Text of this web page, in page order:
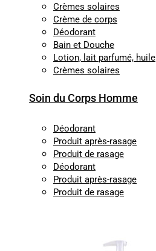
Crèmes solaires
Crème de corps
Déodorant
Bain et Douche
Lotion, lait parfumé, huile
Crèmes solaires
Soin du Corps Homme
Déodorant
Produit après-rasage
Produit de rasage
Déodorant
Produit après-rasage
Produit de rasage